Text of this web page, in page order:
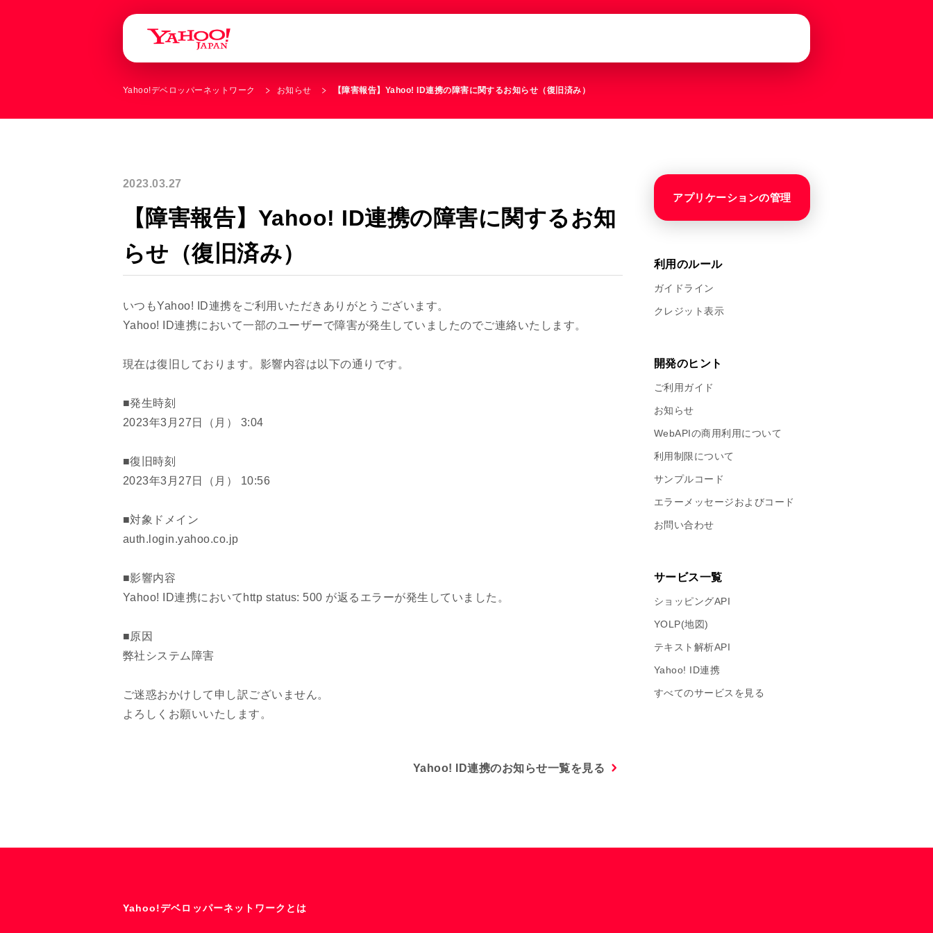
Yahoo!デベロッパーネットワーク お知らせ 【障害報告】Yahoo! ID連携の障害に関するお知らせ（復旧済み）
2023.03.27
【障害報告】Yahoo! ID連携の障害に関するお知
らせ（復旧済み）
いつもYahoo! ID連携をご利用いただきありがとうございます。
Yahoo! ID連携において一部のユーザーで障害が発生していましたのでご連絡いたします。
現在は復旧しております。影響内容は以下の通りです。
■発生時刻
2023年3月27日（月） 3:04
■復旧時刻
2023年3月27日（月） 10:56
■対象ドメイン
auth.login.yahoo.co.jp
■影響内容
Yahoo! ID連携においてhttp status: 500 が返るエラーが発生していました。
■原因
弊社システム障害
ご迷惑おかけして申し訳ございません。
よろしくお願いいたします。
Yahoo! ID連携のお知らせ一覧を見る
アプリケーションの管理
利用のルール
ガイドライン
クレジット表示
開発のヒント
ご利用ガイド
お知らせ
WebAPIの商用利用について
利用制限について
サンプルコード
エラーメッセージおよびコード
お問い合わせ
サービス一覧
ショッピングAPI
YOLP(地図)
テキスト解析API
Yahoo! ID連携
すべてのサービスを見る
Yahoo!デベロッパーネットワークとは